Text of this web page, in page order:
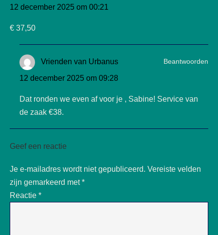
12 december 2025 om 00:21
€ 37,50
Vrienden van Urbanus
12 december 2025 om 09:28
Dat ronden we even af voor je , Sabine! Service van
de zaak €38.
Beantwoorden
Geef een reactie
Je e-mailadres wordt niet gepubliceerd. Vereiste velden
zijn gemarkeerd met*
Reactie *